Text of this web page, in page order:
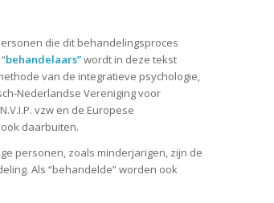
die dit behandelingsproces
behandelaars”wordt in deze tekst
van de integratieve psychologie,
Nederlandse Vereniging voor
vzw en de Europese
daarbuiten.
personen, zoals minderjarigen, zijn de
Als “behandelde” worden ook